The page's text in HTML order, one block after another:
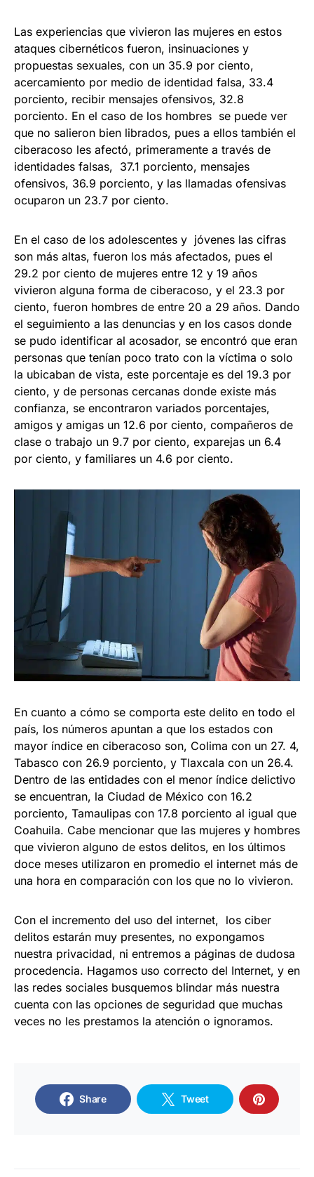
Las experiencias que vivieron las mujeres en estos
ataques cibernéticos fueron, insinuaciones y
propuestas sexuales, con un 35.9 por ciento,
acercamiento por medio de identidad falsa, 33.4
porciento, recibir mensajes ofensivos, 32.8
porciento. En el caso de los hombres se puede ver
que no salieron bien librados, pues a ellos también el
ciberacoso les afectó, primeramente a través de
identidades falsas, 37.1 porciento, mensajes
ofensivos, 36.9 porciento, y las llamadas ofensivas
ocuparon un 23.7 por ciento.
En el caso de los adolescentes y jóvenes las cifras
son más altas, fueron los más afectados, pues el
29.2 por ciento de mujeres entre 12 y 19 años
vivieron alguna forma de ciberacoso, y el 23.3 por
ciento, fueron hombres de entre 20 a 29 años. Dando
el seguimiento a las denuncias y en los casos donde
se pudo identificar al acosador, se encontró que eran
personas que tenían poco trato con la víctima o solo
la ubicaban de vista, este porcentaje es del 19.3 por
ciento, y de personas cercanas donde existe más
confianza, se encontraron variados porcentajes,
amigos y amigas un 12.6 por ciento, compañeros de
clase o trabajo un 9.7 por ciento, exparejas un 6.4
por ciento, y familiares un 4.6 por ciento.
En cuanto a cómo se comporta este delito en todo el
país, los números apuntan a que los estados con
mayor índice en ciberacoso son, Colima con un 27. 4,
Tabasco con 26.9 porciento, y Tlaxcala con un 26.4.
Dentro de las entidades con el menor índice delictivo
se encuentran, la Ciudad de México con 16.2
porciento, Tamaulipas con 17.8 porciento al igual que
Coahuila. Cabe mencionar que las mujeres y hombres
que vivieron alguno de estos delitos, en los últimos
doce meses utilizaron en promedio el internet más de
una hora en comparación con los que no lo vivieron.
Con el incremento del uso del internet, los ciber
delitos estarán muy presentes, no expongamos
nuestra privacidad, ni entremos a páginas de dudosa
procedencia. Hagamos uso correcto del Internet, y en
las redes sociales busquemos blindar más nuestra
cuenta con las opciones de seguridad que muchas
veces no les prestamos la atención o ignoramos.
Share Tweet